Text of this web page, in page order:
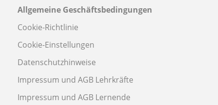
Allgemeine Geschäftsbedingungen
Cookie-Richtlinie
Cookie-Einstellungen
Datenschutzhinweise
Impressum und AGB Lehrkräfte
Impressum und AGB Lernende